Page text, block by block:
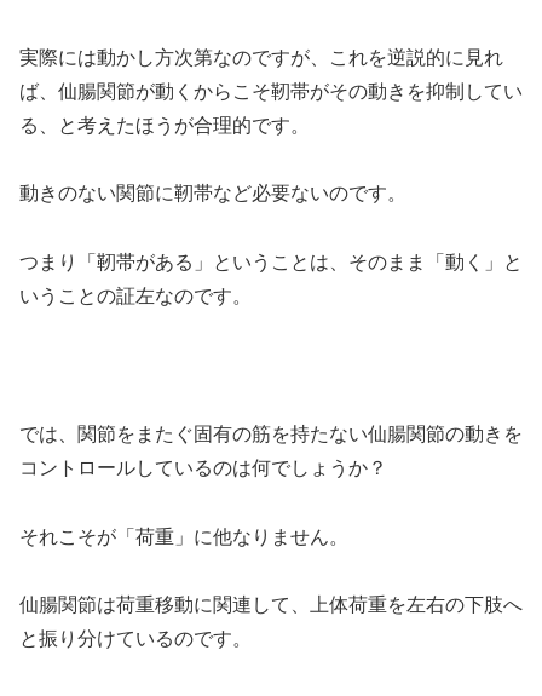
実際には動かし方次第なのですが、これを逆説的に見れ
ば、仙腸関節が動くからこそ靭帯がその動きを抑制してい
る、と考えたほうが合理的です。
動きのない関節に靭帯など必要ないのです。
つまり「靭帯がある」ということは、そのまま「動く」と
いうことの証左なのです。
では、関節をまたぐ固有の筋を持たない仙腸関節の動きを
コントロールしているのは何でしょうか？
それこそが「荷重」に他なりません。
仙腸関節は荷重移動に関連して、上体荷重を左右の下肢へ
と振り分けているのです。